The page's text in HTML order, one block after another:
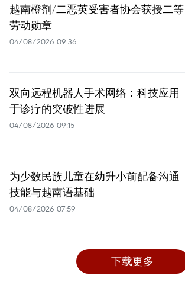
越南橙剂/二恶英受害者协会获授二等
劳动勋章
04/08/2026 09:36
双向远程机器人手术网络：科技应用
于诊疗的突破性进展
04/08/2026 09:15
为少数民族儿童在幼升小前配备沟通
技能与越南语基础
04/08/2026 07:59
下载更多